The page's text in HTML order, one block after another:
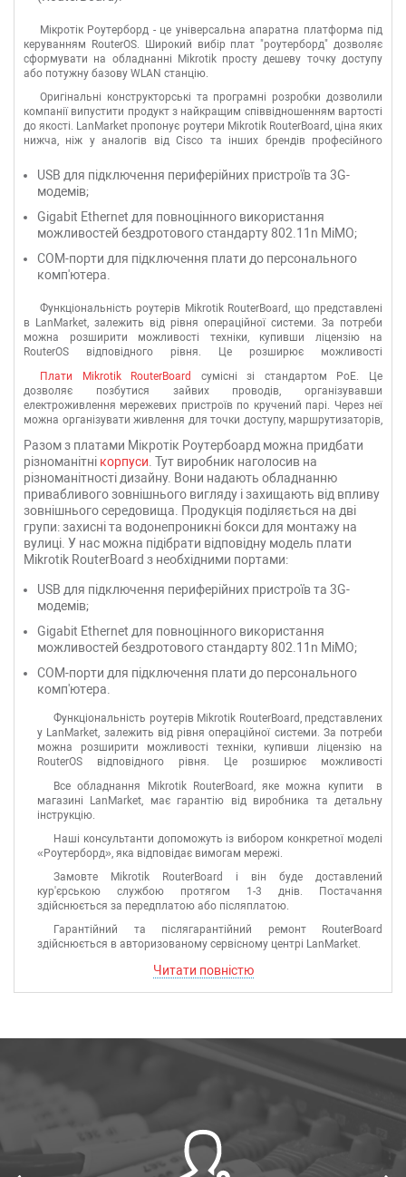
Мікротік Роутерборд - це універсальна апаратна платформа під
керуванням RouterOS. Широкий вибір плат "роутерборд" дозволяє
сформувати на обладнанні Mikrotik просту дешеву точку доступу
або потужну базову WLAN станцію.
Оригінальні конструкторські та програмні розробки дозволили
компанії випустити продукт з найкращим співвідношенням вартості
до якості. LanMarket пропонує роутери Mikrotik RouterBoard, ціна яких
нижча, ніж у аналогів від Cisco та інших брендів професійного
RouterBoard з необхідними портами:
USB для підключення периферійних пристроїв та 3G-
модемів;
Gigabit Ethernet для повноцінного використання
можливостей бездротового стандарту 802.11n MiMO;
COM-порти для підключення плати до персонального
комп'ютера.
Функціональність роутерів Mikrotik RouterBoard, що представлені
в LanMarket, залежить від рівня операційної системи. За потреби
можна розширити можливості техніки, купивши ліцензію на
RouterOS відповідного рівня. Це розширює можливості
складності.
Плати Mikrotik RouterBoard
сумісні зі стандартом PoE. Це
дозволяє позбутися зайвих проводів, організувавши
електроживлення мережевих пристроїв по кручений парі. Через неї
можна організувати живлення для точки доступу, маршрутизаторів,
Разом з платами Мікротік Роутербоард можна придбати
різноманітні корпуси . Тут виробник наголосив на
різноманітності дизайну. Вони надають обладнанню
привабливого зовнішнього вигляду і захищають від впливу
зовнішнього середовища. Продукція поділяється на дві
групи: захисні та водонепроникні бокси для монтажу на
вулиці. У нас можна підібрати відповідну модель плати
Mikrotik RouterBoard з необхідними портами:
USB для підключення периферійних пристроїв та 3G-
модемів;
Gigabit Ethernet для повноцінного використання
можливостей бездротового стандарту 802.11n MiMO;
COM-порти для підключення плати до персонального
комп'ютера.
Функціональність роутерів Mikrotik RouterBoard, представлених
у LanMarket, залежить від рівня операційної системи. За потреби
можна розширити можливості техніки, купивши ліцензію на
RouterOS відповідного рівня. Це розширює можливості
складності.
Все обладнання Mikrotik RouterBoard, яке можна купити в
магазині LanMarket, має гарантію від виробника та детальну
інструкцію.
Наші консультанти допоможуть із вибором конкретної моделі
«Роутерборд», яка відповідає вимогам мережі.
Замовте Mikrotik RouterBoard і він буде доставлений
кур'єрською службою протягом 1-3 днів. Постачання
здійснюється за передплатою або післяплатою.
Гарантійний та післягарантійний ремонт RouterBoard
здійснюється в авторизованому сервісному центрі LanMarket.
Читати повністю